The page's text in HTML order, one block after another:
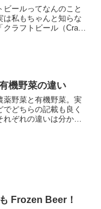
ビールってなんのこと
は私もちゃんと知らな
クラフトビール（Craft
機野菜の違い
薬野菜と有機野菜。実
どちらの記載も良く
れぞれの違いは分から
Frozen Beer！